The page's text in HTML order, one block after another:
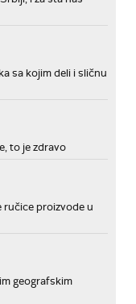
sa kojim deli i sličnu
to je zdravo
ručice proizvode u
geografskim